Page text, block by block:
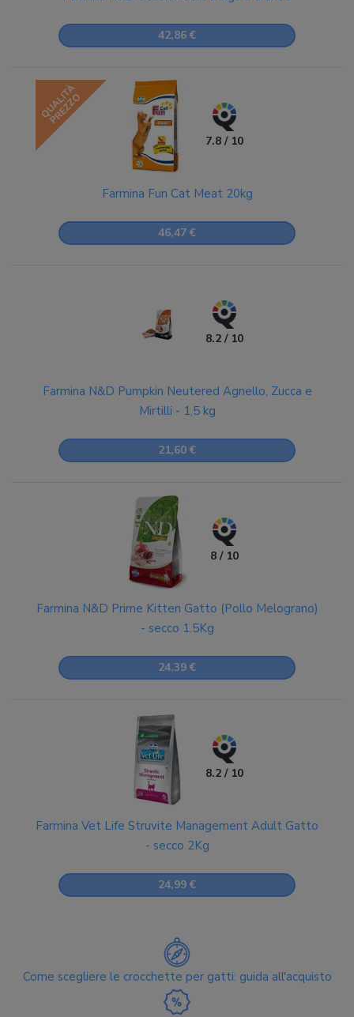
42,86 €
QUALITÀ
PREZZO
7.8 / 10
Farmina Fun Cat Meat 20kg
46,47 €
8.2 / 10
Farmina N&D Pumpkin Neutered Agnello, Zucca e
Mirtilli - 1,5 kg
21,60 €
8 / 10
Farmina N&D Prime Kitten Gatto (Pollo Melograno)
- secco 1.5Kg
24,39 €
8.2 / 10
Farmina Vet Life Struvite Management Adult Gatto
- secco 2Kg
24,99 €
Come scegliere le crocchette per gatti: guida all'acquisto